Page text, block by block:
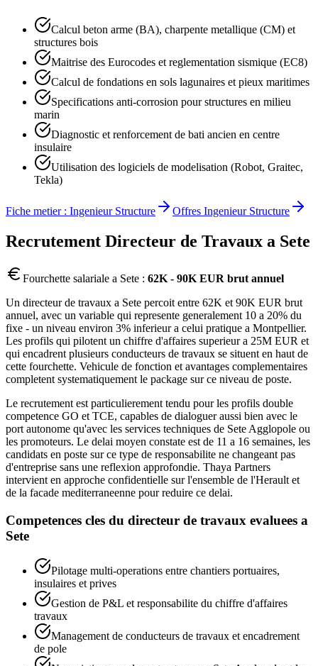
Calcul beton arme (BA), charpente metallique (CM) et
structures bois
Maitrise des Eurocodes et reglementation sismique (EC8)
Calcul de fondations en sols lagunaires et pieux maritimes
Specifications anti-corrosion pour structures en milieu
marin
Diagnostic et renforcement de bati ancien en centre
insulaire
Utilisation des logiciels de modelisation (Robot, Graitec,
Tekla)
Fiche metier : Ingenieur Structure Offres Ingenieur Structure
Recrutement Directeur de Travaux a Sete
Fourchette salariale a Sete : 62K - 90K EUR brut annuel
Un directeur de travaux a Sete percoit entre 62K et 90K EUR brut
annuel, avec un variable qui represente generalement 10 a 20% du
fixe - un niveau environ 3% inferieur a celui pratique a Montpellier.
Les profils qui pilotent un chiffre d'affaires superieur a 25M EUR et
qui encadrent plusieurs conducteurs de travaux se situent en haut de
cette fourchette. Vehicule de fonction et avantages complementaires
completent systematiquement le package sur ce niveau de poste.
Le recrutement est particulierement tendu pour les profils double
competence GO et TCE, capables de dialoguer aussi bien avec le
port autonome qu'avec les services techniques de Sete Agglopole ou
les promoteurs. Le delai moyen constate est de 11 a 16 semaines, les
candidats en poste sur ce type de responsabilite ne changeant pas
d'entreprise sans une reflexion approfondie. Thaya Partners
intervient en approche confidentielle sur l'ensemble de l'Herault et
de la facade mediterraneenne pour reduire ce delai.
Competences cles du directeur de travaux evaluees a
Sete
Pilotage multi-operations entre chantiers portuaires,
insulaires et prives
Gestion de P&L et responsabilite du chiffre d'affaires
travaux
Management de conducteurs de travaux et encadrement
de pole